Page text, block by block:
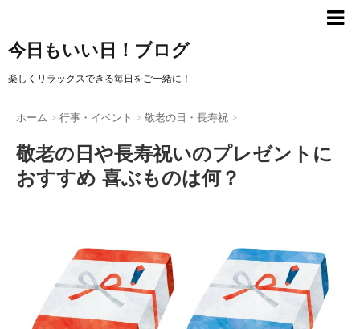
今日もいい日！ブログ
楽しくリラックスできる毎日をご一緒に！
ホーム > 行事・イベント > 敬老の日・長寿祝 >
敬老の日や長寿祝いのプレゼントに
おすすめ 喜ぶものは何？